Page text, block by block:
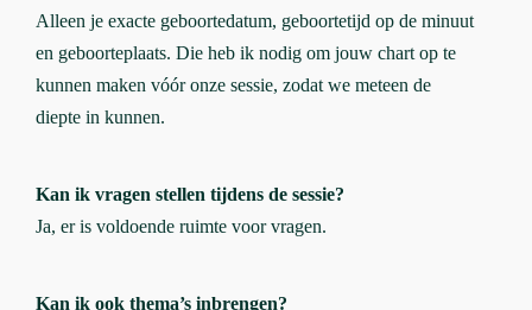
Alleen je exacte geboortedatum, geboortetijd op de minuut
en geboorteplaats. Die heb ik nodig om jouw chart op te
kunnen maken vóór onze sessie, zodat we meteen de
diepte in kunnen.
Kan ik vragen stellen tijdens de sessie?
Ja, er is voldoende ruimte voor vragen.
Kan ik ook thema’s inbrengen?